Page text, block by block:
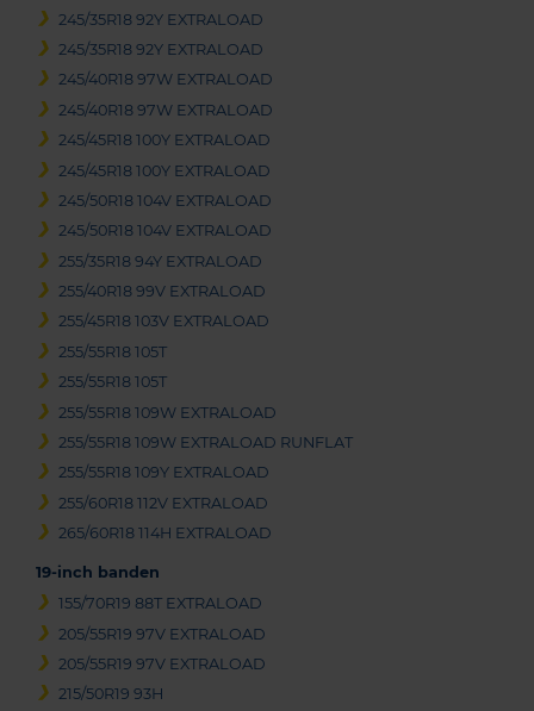
245/35R18 92Y EXTRALOAD
245/35R18 92Y EXTRALOAD
245/40R18 97W EXTRALOAD
245/40R18 97W EXTRALOAD
245/45R18 100Y EXTRALOAD
245/45R18 100Y EXTRALOAD
245/50R18 104V EXTRALOAD
245/50R18 104V EXTRALOAD
255/35R18 94Y EXTRALOAD
255/40R18 99V EXTRALOAD
255/45R18 103V EXTRALOAD
255/55R18 105T
255/55R18 105T
255/55R18 109W EXTRALOAD
255/55R18 109W EXTRALOAD RUNFLAT
255/55R18 109Y EXTRALOAD
255/60R18 112V EXTRALOAD
265/60R18 114H EXTRALOAD
19-inch banden
155/70R19 88T EXTRALOAD
205/55R19 97V EXTRALOAD
205/55R19 97V EXTRALOAD
215/50R19 93H